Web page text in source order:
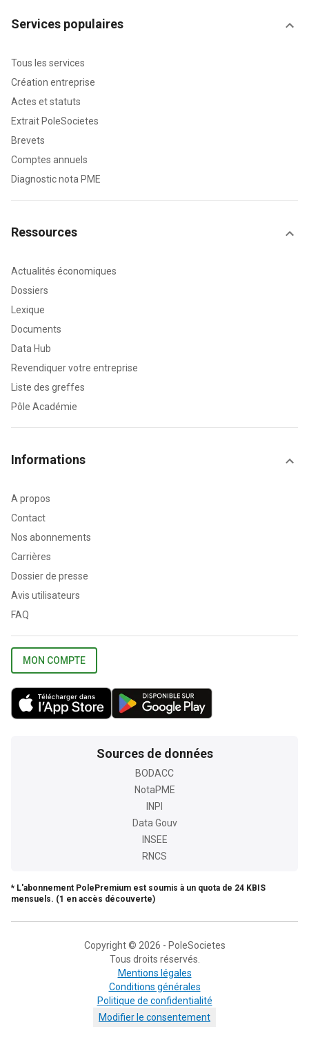
Services populaires
Tous les services
Création entreprise
Actes et statuts
Extrait PoleSocietes
Brevets
Comptes annuels
Diagnostic nota PME
Ressources
Actualités économiques
Dossiers
Lexique
Documents
Data Hub
Revendiquer votre entreprise
Liste des greffes
Pôle Académie
Informations
A propos
Contact
Nos abonnements
Carrières
Dossier de presse
Avis utilisateurs
FAQ
MON COMPTE
Sources de données
BODACC
NotaPME
INPI
Data Gouv
INSEE
RNCS
* L'abonnement PolePremium est soumis à un quota de 24 KBIS
mensuels. (1 en accès découverte)
Copyright © 2026 - PoleSocietes
Tous droits réservés.
Mentions légales
Conditions générales
Politique de confidentialité
Modifier le consentement